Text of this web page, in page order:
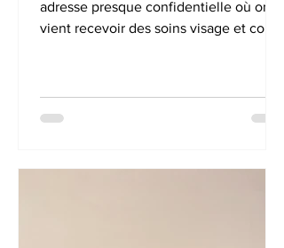
adresse presque confidentielle où on
vient recevoir des soins visage et corps